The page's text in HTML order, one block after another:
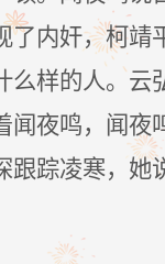
了内奸，柯靖
么样的人。云
闻夜鸣，闻夜
跟踪凌寒，她